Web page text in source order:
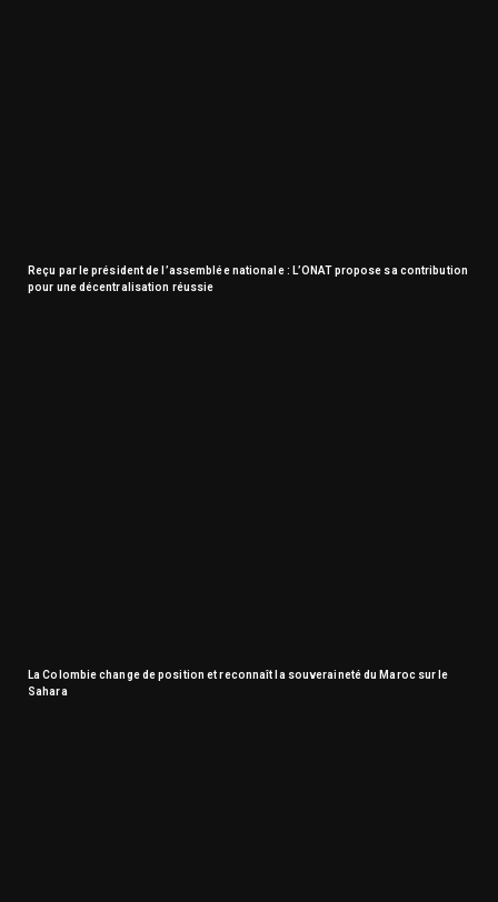
Reçu par le président de l’assemblée nationale : L’ONAT propose sa contribution
pour une décentralisation réussie
La Colombie change de position et reconnaît la souveraineté du Maroc sur le
Sahara